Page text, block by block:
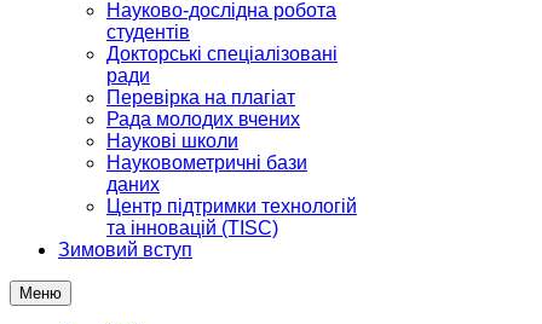
Науково-дослідна робота
студентів
Докторські спеціалізовані
ради
Перевірка на плагіат
Рада молодих вчених
Наукові школи
Науковометричні бази
даних
Центр підтримки технологій
та інновацій (TISC)
Зимовий вступ
Меню